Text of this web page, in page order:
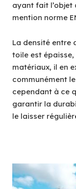
ayant fait l’objet
mention norme
La densité entre
toile est
matériaux, il en
communément
cependant à ce
garantir la
le laisser